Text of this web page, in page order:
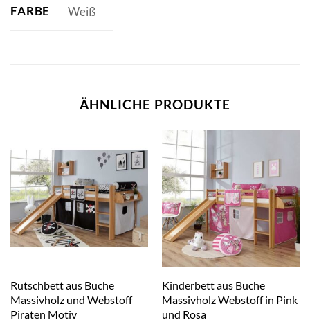
FARBE Weiß
ÄHNLICHE PRODUKTE
Rutschbett aus Buche
Massivholz und Webstoff
Piraten Motiv
Kinderbett aus Buche
Massivholz Webstoff in Pink
und Rosa